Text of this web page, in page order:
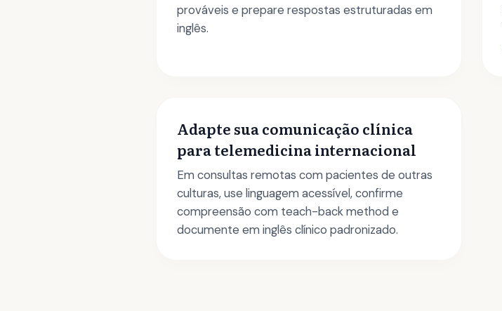
prováveis e prepare respostas estruturadas em
inglês.
Adapte sua comunicação clínica
para telemedicina internacional
Em consultas remotas com pacientes de outras
culturas, use linguagem acessível, confirme
compreensão com teach-back method e
documente em inglês clínico padronizado.